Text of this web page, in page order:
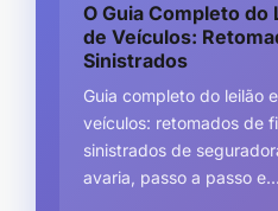
O Guia Completo do
de Veículos:
Sinistrados
Guia completo do leilão
veículos: retomados de
sinistrados de
avaria, passo a passo e...